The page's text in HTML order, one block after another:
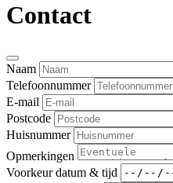
Contact
Naam
Telefoonnummer
E-mail
Postcode
Huisnummer
Opmerkingen
Voorkeur datum & tijd